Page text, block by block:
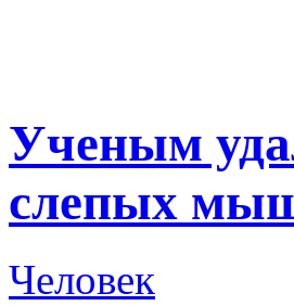
Ученым
слепых
Человек